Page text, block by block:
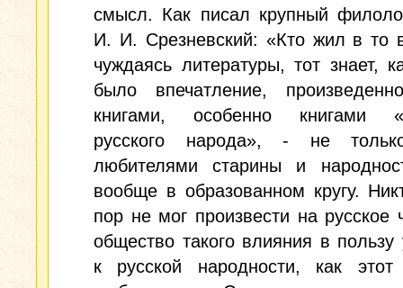
смысл. Как писал крупный
И. И. Срезневский: «Кто жил в то
чуждаясь литературы, тот знает,
было впечатление,
книгами, особенно книгами
русского народа», - не
любителями старины и
вообще в образованном кругу.
пор не мог произвести на русское
общество такого влияния в пользу
к русской народности, как